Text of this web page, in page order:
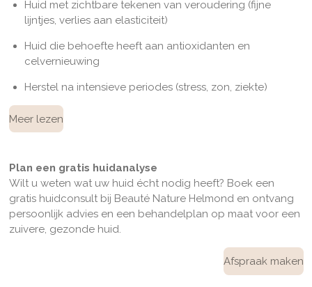
Huid met zichtbare tekenen van veroudering (fijne
lijntjes, verlies aan elasticiteit)
Huid die behoefte heeft aan antioxidanten en
celvernieuwing
Herstel na intensieve periodes (stress, zon, ziekte)
Meer lezen
Plan een gratis huidanalyse
Wilt u weten wat uw huid écht nodig heeft? Boek een
gratis huidconsult bij Beauté Nature Helmond en ontvang
persoonlijk advies en een behandelplan op maat voor een
zuivere, gezonde huid.
Afspraak maken